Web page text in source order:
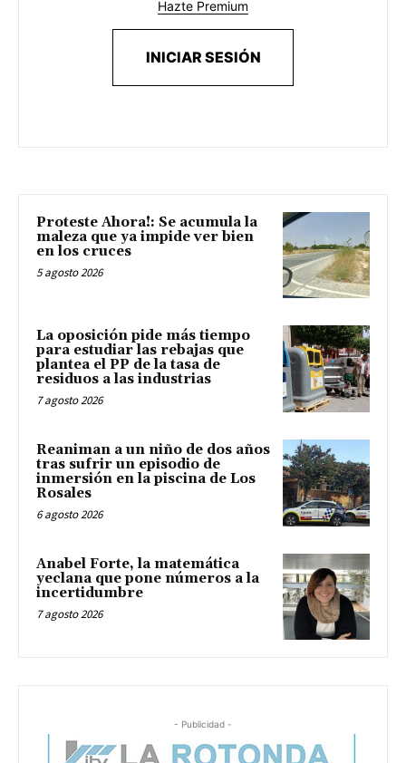
Hazte Premium
INICIAR SESIÓN
Proteste Ahora!: Se acumula la
maleza que ya impide ver bien
en los cruces
5 agosto 2026
La oposición pide más tiempo
para estudiar las rebajas que
plantea el PP de la tasa de
residuos a las industrias
7 agosto 2026
Reaniman a un niño de dos años
tras sufrir un episodio de
inmersión en la piscina de Los
Rosales
6 agosto 2026
Anabel Forte, la matemática
yeclana que pone números a la
incertidumbre
7 agosto 2026
- Publicidad -